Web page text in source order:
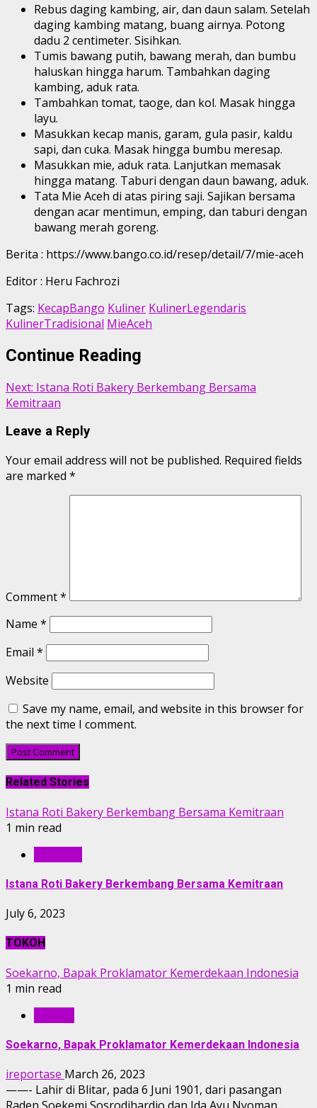
Rebus daging kambing, air, dan daun salam. Setelah
daging kambing matang, buang airnya. Potong
dadu 2 centimeter. Sisihkan.
Tumis bawang putih, bawang merah, dan bumbu
haluskan hingga harum. Tambahkan daging
kambing, aduk rata.
Tambahkan tomat, taoge, dan kol. Masak hingga
layu.
Masukkan kecap manis, garam, gula pasir, kaldu
sapi, dan cuka. Masak hingga bumbu meresap.
Masukkan mie, aduk rata. Lanjutkan memasak
hingga matang. Taburi dengan daun bawang, aduk.
Tata Mie Aceh di atas piring saji. Sajikan bersama
dengan acar mentimun, emping, dan taburi dengan
bawang merah goreng.
Berita : https://www.bango.co.id/resep/detail/7/mie-aceh
Editor : Heru Fachrozi
Tags: KecapBango Kuliner KulinerLegendaris
KulinerTradisional MieAceh
Continue Reading
Next: Istana Roti Bakery Berkembang Bersama
Kemitraan
Leave a Reply
Your email address will not be published. Required fields
are marked *
Comment*
Name *
Email *
Website
Save my name, email, and website in this browser for
the next time I comment.
Related Stories
Istana Roti Bakery Berkembang Bersama Kemitraan
1 min read
Istana Roti Bakery Berkembang Bersama Kemitraan
July 6, 2023
TOKOH
Soekarno, Bapak Proklamator Kemerdekaan Indonesia
1 min read
Soekarno, Bapak Proklamator Kemerdekaan Indonesia
ireportase March 26, 2023
——- Lahir di Blitar, pada 6 Juni 1901, dari pasangan